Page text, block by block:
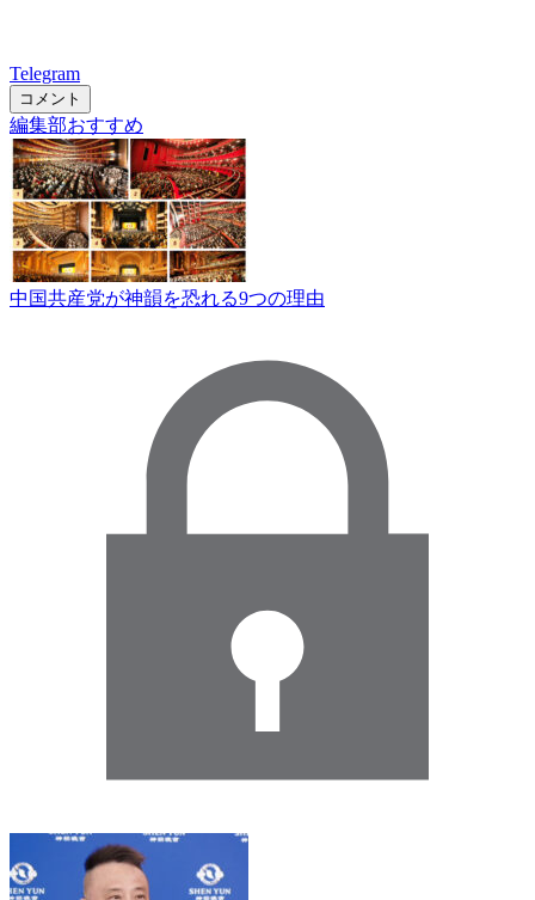
Telegram
コメント
編集部おすすめ
中国共産党が神韻を恐れる9つの理由